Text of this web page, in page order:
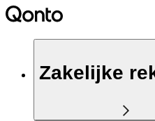
Zakelijke